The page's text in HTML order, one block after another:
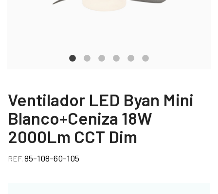
Ventilador LED Byan Mini
Blanco+Ceniza 18W
2000Lm CCT Dim
REF. 85-108-60-105